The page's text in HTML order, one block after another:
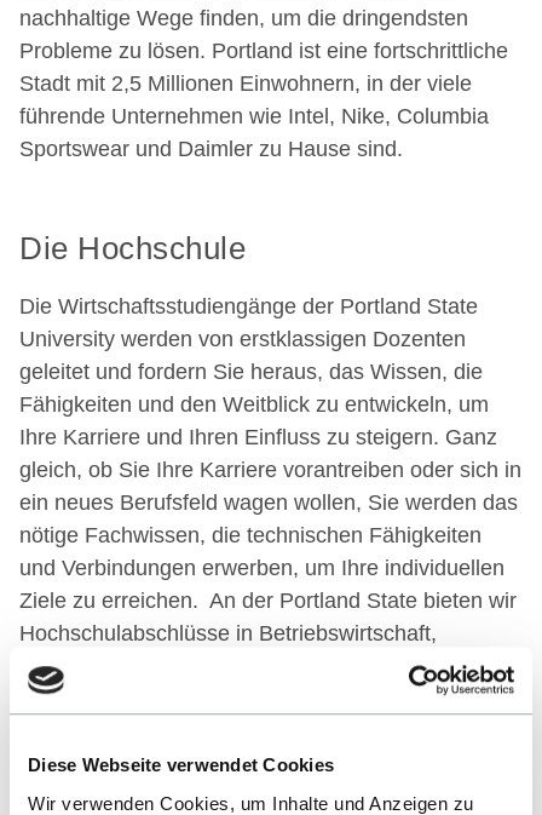
Diese Webseite verwendet Cookies
Wir verwenden Cookies, um Inhalte und Anzeigen zu
nachhaltige Wege finden, um die dringendsten
Probleme zu lösen. Portland ist eine fortschrittliche
Stadt mit 2,5 Millionen Einwohnern, in der viele
führende Unternehmen wie Intel, Nike, Columbia
Sportswear und Daimler zu Hause sind.
Die Hochschule
Die Wirtschaftsstudiengänge der Portland State
University werden von erstklassigen Dozenten
geleitet und fordern Sie heraus, das Wissen, die
Fähigkeiten und den Weitblick zu entwickeln, um
Ihre Karriere und Ihren Einfluss zu steigern. Ganz
gleich, ob Sie Ihre Karriere vorantreiben oder sich in
ein neues Berufsfeld wagen wollen, Sie werden das
nötige Fachwissen, die technischen Fähigkeiten
und Verbindungen erwerben, um Ihre individuellen
Ziele zu erreichen. An der Portland State bieten wir
Hochschulabschlüsse in Betriebswirtschaft,
Finanzen, Global Supply Chain Management,
Steuern und Immobilienentwicklung an.